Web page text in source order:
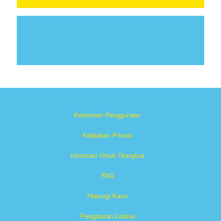
Ketentuan Penggunaan
Kebijakan Privasi
Informasi Untuk Orangtua
FAQ
Hubungi Kami
Pengaturan Cookie